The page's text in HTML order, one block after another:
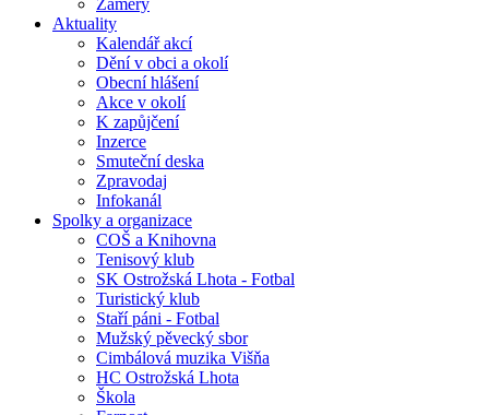
Aktuality
Kalendář akcí
Dění v obci a okolí
Obecní hlášení
Akce v okolí
K zapůjčení
Inzerce
Smuteční deska
Zpravodaj
Infokanál
Spolky a organizace
COŠ a Knihovna
Tenisový klub
SK Ostrožská Lhota - Fotbal
Turistický klub
Staří páni - Fotbal
Mužský pěvecký sbor
Cimbálová muzika Višňa
HC Ostrožská Lhota
Škola